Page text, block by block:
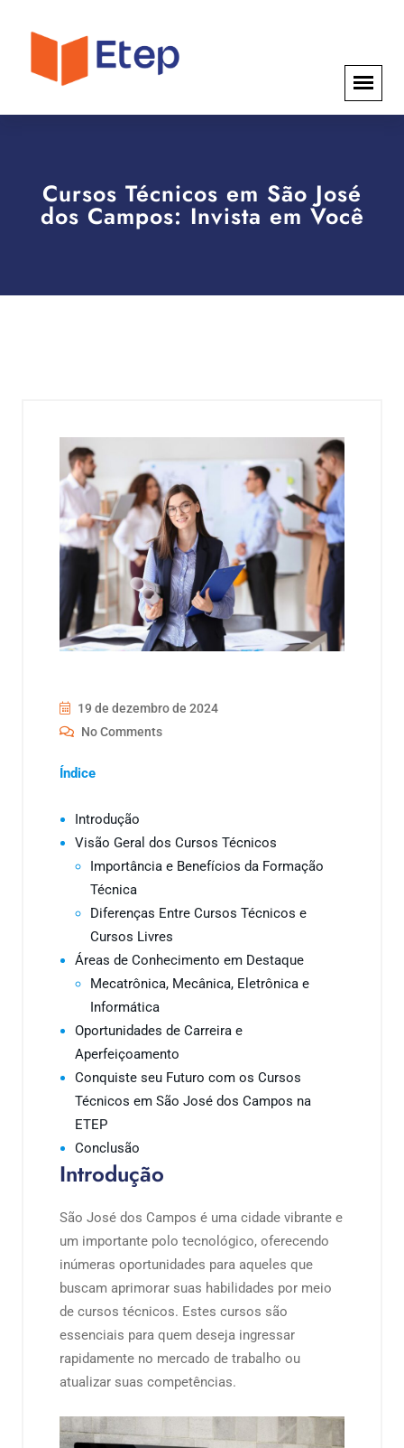
Cursos Técnicos em São José
dos Campos: Invista em Você
19 de dezembro de 2024
No Comments
Índice
Introdução
Visão Geral dos Cursos Técnicos
Importância e Benefícios da Formação
Técnica
Diferenças Entre Cursos Técnicos e
Cursos Livres
Áreas de Conhecimento em Destaque
Mecatrônica, Mecânica, Eletrônica e
Informática
Oportunidades de Carreira e
Aperfeiçoamento
Conquiste seu Futuro com os Cursos
Técnicos em São José dos Campos na
ETEP
Conclusão
Introdução
São José dos Campos é uma cidade vibrante e
um importante polo tecnológico, oferecendo
inúmeras oportunidades para aqueles que
buscam aprimorar suas habilidades por meio
de cursos técnicos. Estes cursos são
essenciais para quem deseja ingressar
rapidamente no mercado de trabalho ou
atualizar suas competências.